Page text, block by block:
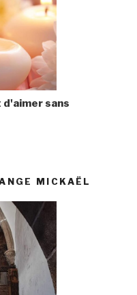
sans
MICKAËL